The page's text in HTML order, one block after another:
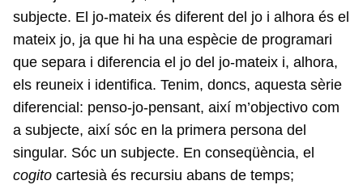
subjecte. El jo-mateix és diferent del jo i alhora és el
mateix jo, ja que hi ha una espècie de programari
que separa i diferencia el jo del jo-mateix i, alhora,
els reuneix i identifica. Tenim, doncs, aquesta sèrie
diferencial: penso-jo-pensant, així m’objectivo com
a subjecte, així sóc en la primera persona del
singular. Sóc un subjecte. En conseqüència, el
cogito cartesià és recursiu abans de temps;